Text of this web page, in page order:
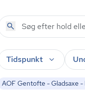
Tidspunkt
AOF Gentofte - Gladsaxe -